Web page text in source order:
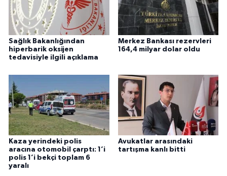
Sağlık Bakanlığından
hiperbarik oksijen
tedavisiyle ilgili açıklama
Merkez Bankası rezervleri
164,4 milyar dolar oldu
Kaza yerindeki polis
aracına otomobil çarptı: 1’i
polis 1’i bekçi toplam 6
yaralı
Avukatlar arasındaki
tartışma kanlı bitti